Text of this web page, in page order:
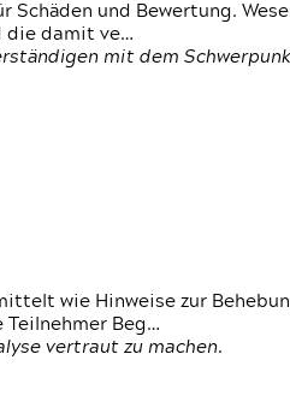
und Bewertung.
die damit ve…
mit dem
wie Hinweise zur
Teilnehmer Beg…
vertraut zu machen.